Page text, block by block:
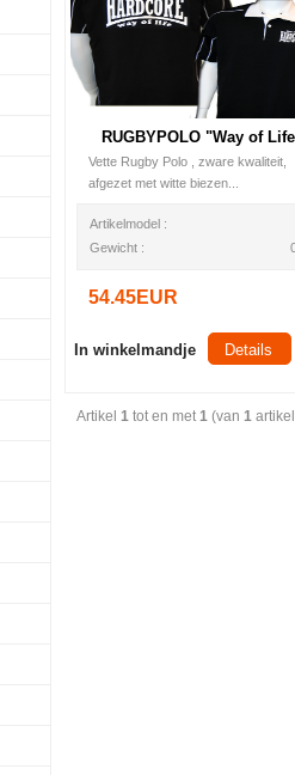
RUGBYPOLO "Way of
Vette Rugby Polo , zware kwaliteit,
afgezet met witte biezen...
Artikelmodel :
Gewicht :
54.45EUR
In winkelmandje Details
Artikel 1 tot en met1 (van 1